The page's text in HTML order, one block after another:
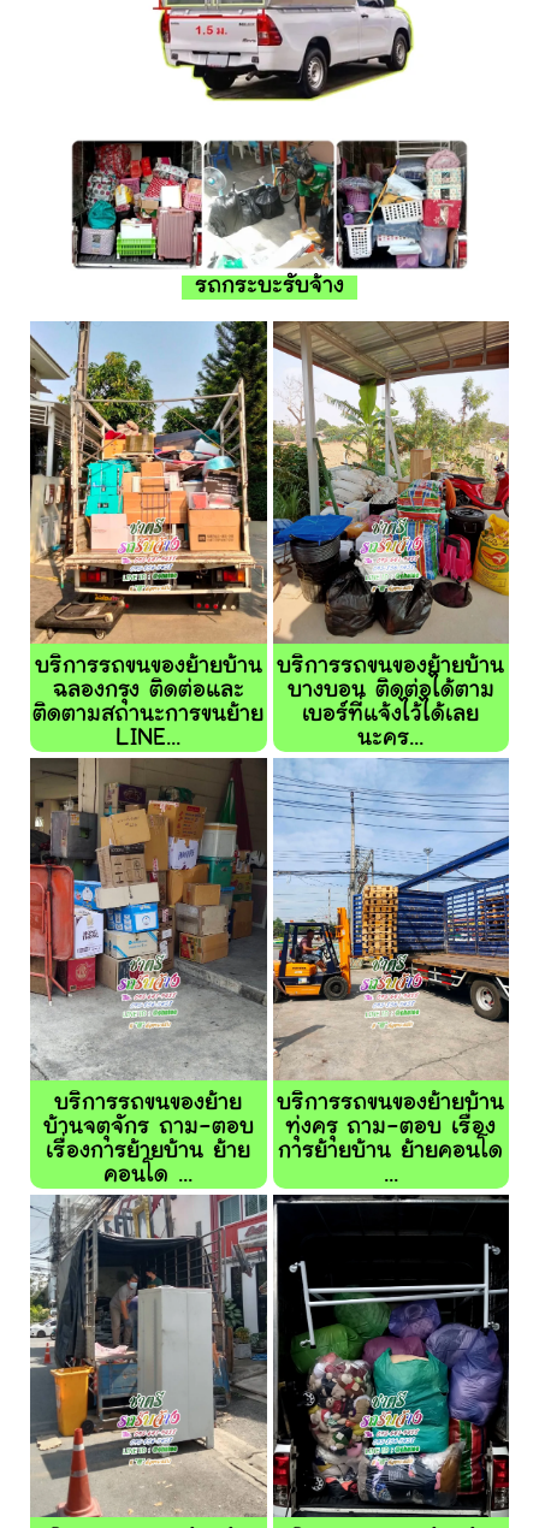
รถกระบะรับจ้าง
บริการรถขนของย้ายบ้าน
ฉลองกรุง ติดต่อและ
ติดตามสถานะการขนย้าย
LINE...
บริการรถขนของย้ายบ้าน
บางบอน ติดต่อได้ตาม
เบอร์ที่แจ้งไว้ได้เลย
นะคร...
บริการรถขนของย้าย
บ้านจตุจักร ถาม-ตอบ
เรื่องการย้ายบ้าน ย้าย
คอนโด ...
บริการรถขนของย้ายบ้าน
ทุ่งครุ ถาม-ตอบ เรื่อง
การย้ายบ้าน ย้ายคอนโด
...